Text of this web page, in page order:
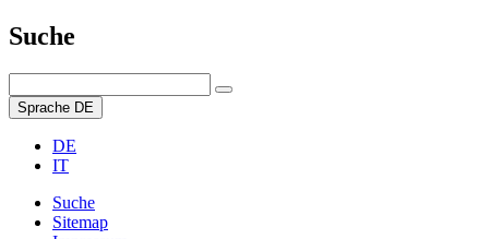
Suche
Sprache DE
DE
IT
Suche
Sitemap